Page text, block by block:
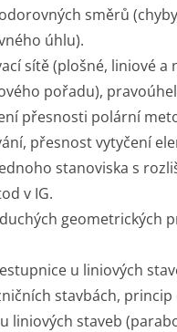
směrů
úhlu).
sítě (plošné, liniové
pořadu),
přesnosti polární
přesnost vytyčení
stanoviska s
v IG.
geometrických
u liniových
stavbách,
liniových staveb